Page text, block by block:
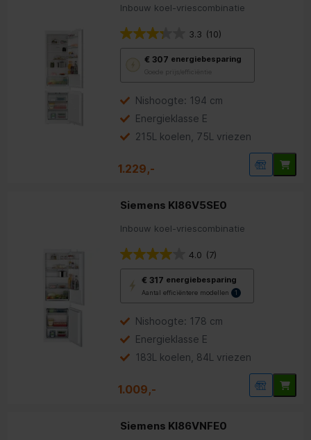
Inbouw koel-vriescombinatie
3.3 (10)
€ 307 energiebesparing
Goede prijs/efficiëntie
Youreko’s
voor
energiebesparing.
Nishoogte: 194 cm
Energieklasse E
215L koelen, 75L vriezen
1.229,-
Siemens KI86V5SE0
Inbouw koel-vriescombinatie
4.0 (7)
€ 317 energiebesparing
Aantal efficiëntere modellen 1
deze
knop
Youreko’s
voor
energiebesparing.
Nishoogte: 178 cm
Energieklasse E
183L koelen, 84L vriezen
1.009,-
Siemens KI86VNFE0